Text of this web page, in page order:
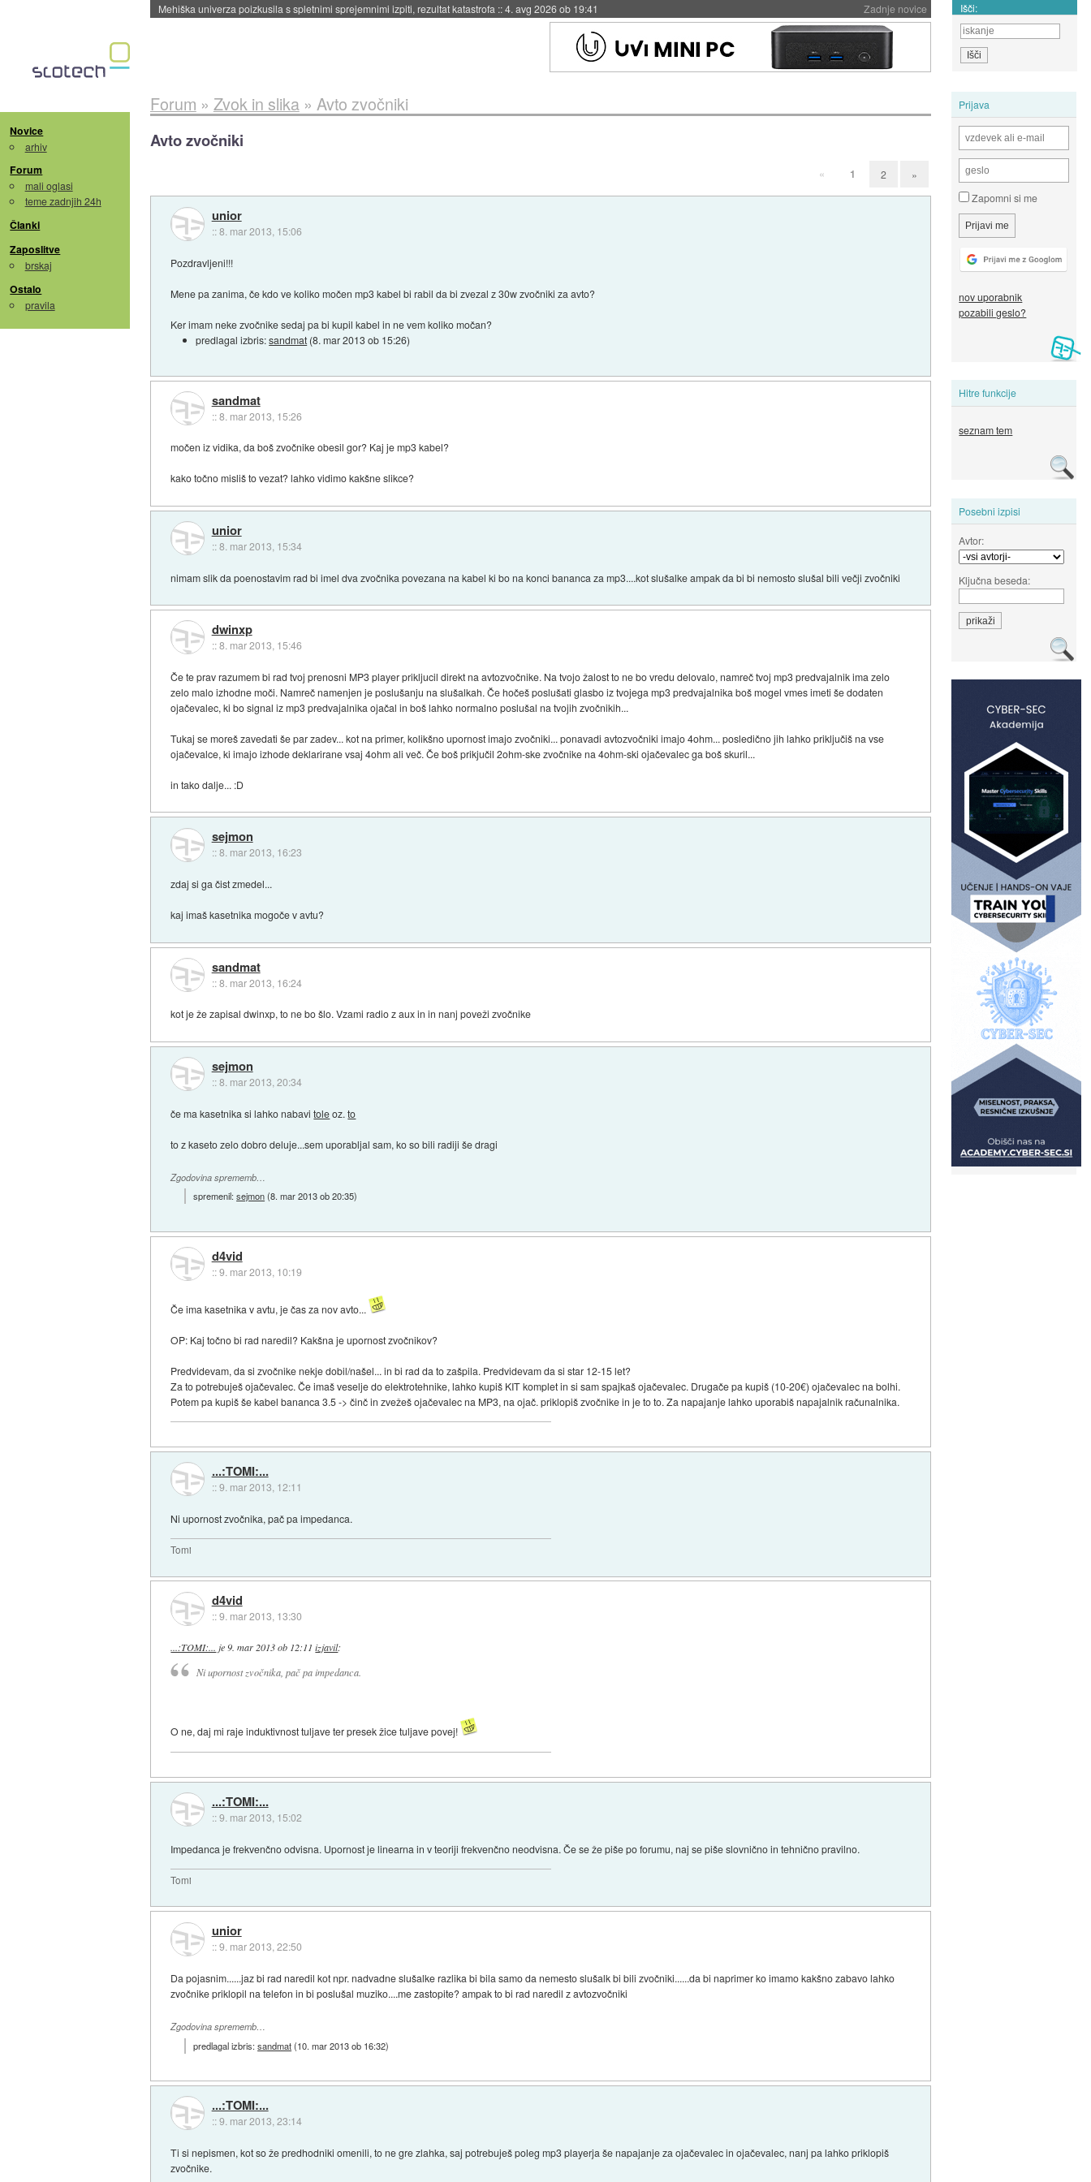
Zadnje novice
Evropska vesoljska agencija razvija svojo raketo za večkratno uporabo::4. avg 2026 ob 19:41 Išči:
Novice
arhiv
Forum
mali oglasi
teme zadnjih 24h
Članki
Zaposlitve
brskaj
Ostalo
pravila
Prijava
Zapomni si me
nov uporabnik
pozabili geslo?
Hitre funkcije
seznam tem
Posebni izpisi
Avtor:
Ključna beseda:
Forum » Zvok in slika» Avto zvočniki
Avto zvočniki
« 1 2 »
unior
::8. mar 2013, 15:06
Pozdravljeni!!!
Mene pa zanima, če kdo ve koliko močen mp3 kabel bi rabil da bi zvezal z 30w zvočniki za avto?
Ker imam neke zvočnike sedaj pa bi kupil kabel in ne vem koliko močan?
predlagal izbris:sandmat (8. mar 2013 ob 15:26)
sandmat
::8. mar 2013, 15:26
močen iz vidika, da boš zvočnike obesil gor? Kaj je mp3 kabel?
kako točno misliš to vezat? lahko vidimo kakšne slikce?
unior
::8. mar 2013, 15:34
nimam slik da poenostavim rad bi imel dva zvočnika povezana na kabel ki bo na konci bananca za mp3....kot slušalke ampak da bi bi nemosto slušal bili večji zvočniki
dwinxp
::8. mar 2013, 15:46
Če te prav razumem bi rad tvoj prenosni MP3 player prikljucil direkt na avtozvočnike. Na tvojo žalost to ne bo vredu delovalo, namreč tvoj mp3 predvajalnik ima zelo
zelo malo izhodne moči. Namreč namenjen je poslušanju na slušalkah. Če hočeš poslušati glasbo iz tvojega mp3 predvajalnika boš mogel vmes imeti še dodaten
ojačevalec, ki bo signal iz mp3 predvajalnika ojačal in boš lahko normalno poslušal na tvojih zvočnikih...
Tukaj se moreš zavedati še par zadev... kot na primer, kolikšno upornost imajo zvočniki... ponavadi avtozvočniki imajo 4ohm... posledično jih lahko priključiš na vse
ojačevalce, ki imajo izhode deklarirane vsaj 4ohm ali več. Če boš prikjučil 2ohm-ske zvočnike na 4ohm-ski ojačevalec ga boš skuril...
in tako dalje... :D
sejmon
::8. mar 2013, 16:23
zdaj si ga čist zmedel...
kaj imaš kasetnika mogoče v avtu?
sandmat
::8. mar 2013, 16:24
kot je že zapisal dwinxp, to ne bo šlo. Vzami radio z aux in in nanj poveži zvočnike
sejmon
::8. mar 2013, 20:34
če ma kasetnika si lahko nabavitoleoz.to
to z kaseto zelo dobro deluje...sem uporabljal sam, ko so bili radiji še dragi
Zgodovina sprememb…
spremenil:sejmon(8. mar 2013 ob 20:35)
d4vid
::9. mar 2013, 10:19
Če ima kasetnika v avtu, je čas za nov avto...
OP: Kaj točno bi rad naredil? Kakšna je upornost zvočnikov?
Predvidevam, da si zvočnike nekje dobil/našel... in bi rad da to zašpila. Predvidevam da si star 12-15 let?
Za to potrebuješ ojačevalec. Če imaš veselje do elektrotehnike, lahko kupiš KIT komplet in si sam spajkaš ojačevalec. Drugače pa kupiš (10-20€) ojačevalec na bolhi.
Potem pa kupiš še kabel bananca 3.5 -> činč in zvežeš ojačevalec na MP3, na ojač. priklopiš zvočnike in je to to. Za napajanje lahko uporabiš napajalnik računalnika.
...:TOMI:...
::9. mar 2013, 12:11
Ni upornost zvočnika, pač pa impedanca.
Tomi
d4vid
::9. mar 2013, 13:30
...:TOMI:... je 9. mar 2013 ob 12:11 izjavil:
Ni upornost zvočnika, pač pa impedanca.
O ne, daj mi raje induktivnost tuljave ter presek žice tuljave povej!
...:TOMI:...
::9. mar 2013, 15:02
Impedanca je frekvenčno odvisna. Upornost je linearna in v teoriji frekvenčno neodvisna. Če se že piše po forumu, naj se piše slovnično in tehnično pravilno.
Tomi
unior
::9. mar 2013, 22:50
Da pojasnim......jaz bi rad naredil kot npr. nadvadne slušalke razlika bi bila samo da nemesto slušalk bi bili zvočniki......da bi naprimer ko imamo kakšno zabavo lahko
zvočnike priklopil na telefon in bi poslušal muziko....me zastopite? ampak to bi rad naredil z avtozvočniki
Zgodovina sprememb…
predlagal izbris:sandmat(10. mar 2013 ob 16:32)
...:TOMI:...
::9. mar 2013, 23:14
Ti si nepismen, kot so že predhodniki omenili, to ne gre zlahka, saj potrebuješ poleg mp3 playerja še napajanje za ojačevalec in ojačevalec, nanj pa lahko priklopiš
zvočnike.